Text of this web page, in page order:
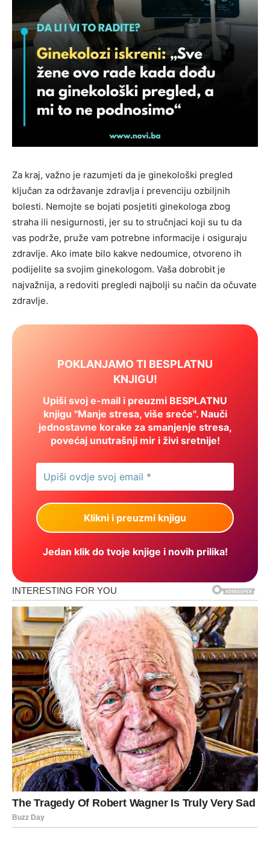
Za kraj, važno je razumjeti da je ginekološki pregled
ključan za održavanje zdravlja i prevenciju ozbiljnih
bolesti. Nemojte se bojati posjetiti ginekologa zbog
straha ili nesigurnosti, jer su to stručnjaci koji su tu da
vas podrže, pruže vam potrebne informacije i osiguraju
zdravlje. Ako imate bilo kakve nedoumice, otvoreno ih
podijelite sa svojim ginekologom. Vaša dobrobit je
najvažnija, a redoviti pregledi najbolji su način da očuvate
zdravlje.
POKLANJAMO TI BESPLATNU
KNJIGU!
Upiši svoj e-mail i preuzmi BESPLATNU
knjigu "Manje stresa, više sreće". Nauči
jednostavne korake za smanjenje stresa,
povećaj unutrašnji mir i živi sretnije!
Jedan klik do tvoje knjige i novih prilika!